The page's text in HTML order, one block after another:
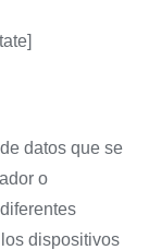
datos que se
o
dispositivos